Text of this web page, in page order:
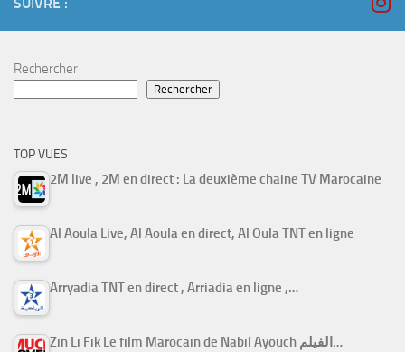
Rechercher
Rechercher
TOP VUES
2M live , 2M en direct : La deuxième chaine TV Marocaine
Al Aoula Live, Al Aoula en direct, Al Oula TNT en ligne
Arryadia TNT en direct , Arriadia en ligne ,…
Zin Li Fik Le film Marocain de Nabil Ayouch الفيلم…